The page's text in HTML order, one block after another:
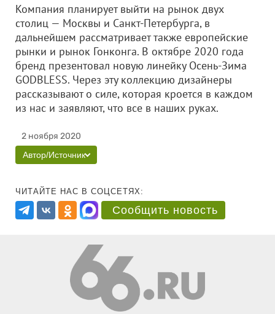
Компания планирует выйти на рынок двух
столиц — Москвы и Санкт-Петербурга, в
дальнейшем рассматривает также европейские
рынки и рынок Гонконга. В октябре 2020 года
бренд презентовал новую линейку Осень-Зима
GODBLESS. Через эту коллекцию дизайнеры
рассказывают о силе, которая кроется в каждом
из нас и заявляют, что все в наших руках.
2 ноября 2020
Автор/Источник
ЧИТАЙТЕ НАС В СОЦСЕТЯХ:
Сообщить новость